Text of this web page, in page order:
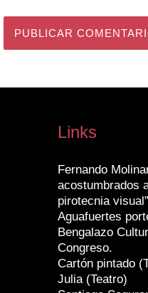
Links
Fernando
acostumbrados
pirotecnia
Aguafuertes
Bengalazo
Congreso.
Cartón pintado
Julia (Teatro)